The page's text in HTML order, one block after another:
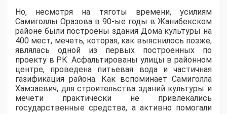
Но, несмотря на тяготы времени, усилиям
Самиголлы Оразова в 90-ые годы в Жанибекском
районе были построены здания Дома культуры на
400 мест, мечеть, которая, как выяснилось позже,
являлась одной из первых построенных по
проекту в РК. Асфальтированы улицы в районном
центре, проведена питьевая вода и частичная
газификация района. Как вспоминает Самиголла
Хамзаевич, для строительства зданий культуры и
мечети практически не привлекались
государственные средства, а активно помогали